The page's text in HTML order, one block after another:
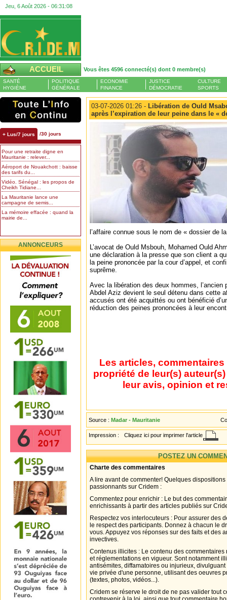
Jeu, 6 Août 2026 - 06:31:09
ACCUEIL Vous êtes 4596 connecté(s) dont 0 membre(s)
SANTÉ
HYGIÈNE
POLITIQUE
GÉNÉRALE
ECONOMIE
FINANCE
JUSTICE
DÉMOCRATIE
CULTURE
SPORTS
+ Lus/7 jours /30 jours
Pour une retraite digne en
Mauritanie : relever...
Aéroport de Nouakchott : baisse
des tarifs du...
Vidéo. Sénégal : les propos de
Cheikh Tidiane...
La Mauritanie lance une
campagne de semis...
La mémoire effacée : quand la
mairie de...
ANNONCEURS
03-07-2026 01:26 - Libération de Ould
après l’expiration de leur peine dans le «
l’affaire connue sous le nom de « dossier de
L’avocat de Ould Msbouh, Mohamed Ould
une déclaration à la presse que son client a
la peine prononcée par la cour d’appel, et
suprême.
Avec la libération des deux hommes, l’ancien
Abdel Aziz devient le seul détenu dans cette
accusés ont été acquittés ou ont bénéficié
réduction des peines prononcées à leur
Les articles,
propriété de leur(s)
leur avis, opinion et
Source : Madar - Mauritanie
Impression : Cliquez ici pour imprimer l'article
POSTEZ UN
Charte des commentaires
A lire avant de commenter! Quelques
passionnants sur Cridem :
Commentez pour enrichir : Le but des
enrichissants à partir des articles publiés sur
Respectez vos interlocuteurs : Pour assurer des
le respect des participants. Donnez à chacun le
vous. Appuyez vos réponses sur des faits et des
invectives.
Contenus illicites : Le contenu des
et réglementations en vigueur. Sont notamment
antisémites, diffamatoires ou injurieux,
vie privée d'une personne, utilisant des oeuvres
(textes, photos, vidéos...).
Cridem se réserve le droit de ne pas valider tout